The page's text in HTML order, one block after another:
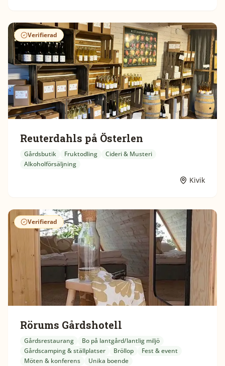
Verifierad
Reuterdahls på Österlen
Gårdsbutik Fruktodling
Cideri & Musteri
Alkoholförsäljning
Kivik
Verifierad
Rörums Gårdshotell
Gårdsrestaurang
Bo på lantgård/lantlig miljö
Gårdscamping & ställplatser
Bröllop
Fest & event
Möten & konferens
Unika boende